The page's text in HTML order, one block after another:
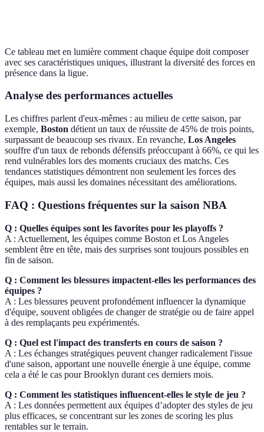
Ce tableau met en lumière comment chaque équipe doit composer
avec ses caractéristiques uniques, illustrant la diversité des forces en
présence dans la ligue.
Analyse des performances actuelles
Les chiffres parlent d'eux-mêmes : au milieu de cette saison, par
exemple, Boston détient un taux de réussite de 45% de trois points,
surpassant de beaucoup ses rivaux. En revanche, Los Angeles
souffre d'un taux de rebonds défensifs préoccupant à 66%, ce qui les
rend vulnérables lors des moments cruciaux des matchs. Ces
tendances statistiques démontrent non seulement les forces des
équipes, mais aussi les domaines nécessitant des améliorations.
FAQ : Questions fréquentes sur la saison NBA
Q : Quelles équipes sont les favorites pour les playoffs ?
A : Actuellement, les équipes comme Boston et Los Angeles
semblent être en tête, mais des surprises sont toujours possibles en
fin de saison.
Q : Comment les blessures impactent-elles les performances des
équipes ?
A : Les blessures peuvent profondément influencer la dynamique
d'équipe, souvent obligées de changer de stratégie ou de faire appel
à des remplaçants peu expérimentés.
Q : Quel est l'impact des transferts en cours de saison ?
A : Les échanges stratégiques peuvent changer radicalement l'issue
d'une saison, apportant une nouvelle énergie à une équipe, comme
cela a été le cas pour Brooklyn durant ces derniers mois.
Q : Comment les statistiques influencent-elles le style de jeu ?
A : Les données permettent aux équipes d’adopter des styles de jeu
plus efficaces, se concentrant sur les zones de scoring les plus
rentables sur le terrain.